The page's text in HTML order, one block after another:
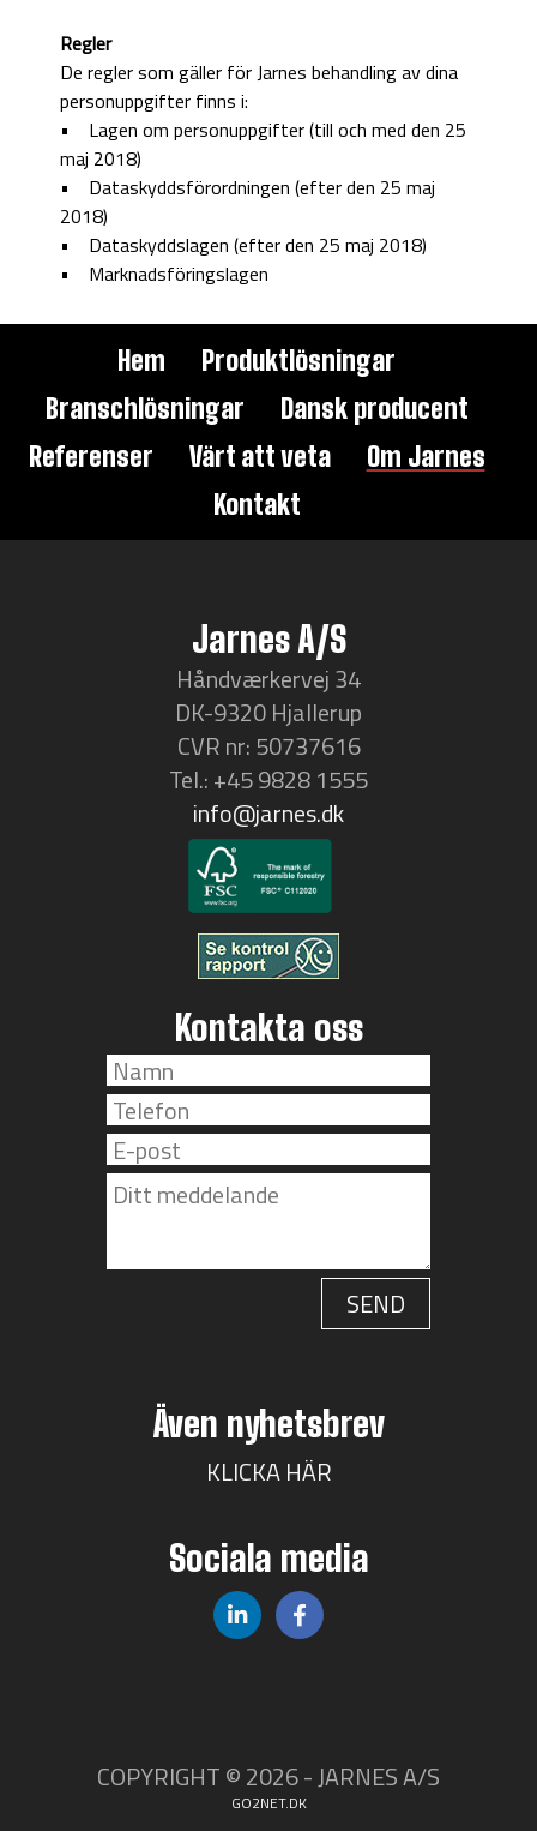
Regler
De regler som gäller för Jarnes behandling av dina
personuppgifter finns i:
• Lagen om personuppgifter (till och med den 25
maj 2018)
• Dataskyddsförordningen (efter den 25 maj
2018)
• Dataskyddslagen (efter den 25 maj 2018)
• Marknadsföringslagen
Hem
Produktlösningar
Branschlösningar
Dansk producent
Referenser
Värt att veta
Om Jarnes
Kontakt
Jarnes A/S
Håndværkervej 34
DK-9320 Hjallerup
CVR nr: 50737616
Tel.: +45 9828 1555
info@jarnes.dk
Kontakta oss
Även nyhetsbrev
KLICKA HÄR
Sociala media
COPYRIGHT © 2026 - JARNES A/S
GO2NET.DK